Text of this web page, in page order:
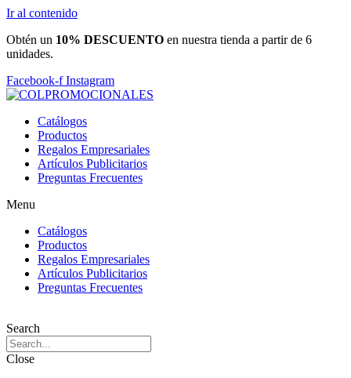
Ir al contenido
Obtén un 10% DESCUENTO en nuestra tienda a partir de 6
unidades.
Facebook-f Instagram
Catálogos
Productos
Regalos Empresariales
Artículos Publicitarios
Preguntas Frecuentes
Menu
Catálogos
Productos
Regalos Empresariales
Artículos Publicitarios
Preguntas Frecuentes
Search
Close